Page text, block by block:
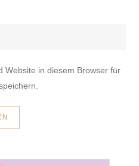
Website in diesem Browser für